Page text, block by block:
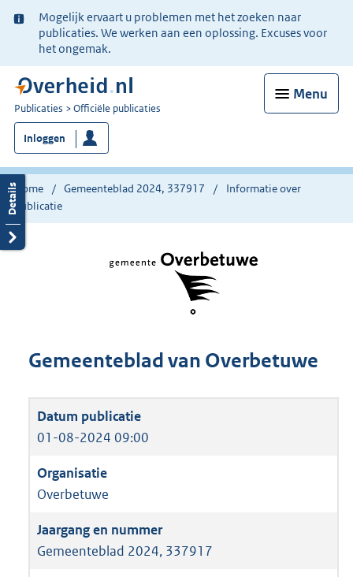
Ter
informatie:
Mogelijk ervaart u problemen met het zoeken naar
publicaties. We werken aan een oplossing. Excuses voor
het ongemak.
Menu
U
bent
nu
hier:
Publicaties Officiële publicaties
Inloggen
Home Gemeenteblad 2024, 337917
Informatie over
publicatie
Gemeenteblad van Overbetuwe
01-08-2024 09:00
Overbetuwe
Gemeenteblad 2024, 337917